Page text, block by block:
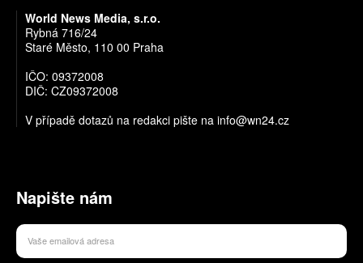
World News Media, s.r.o.
Rybná 716/24
Staré Město, 110 00 Praha
IČO: 09372008
DIČ: CZ09372008
V případě dotazů na redakci pište na info@wn24.cz
Napište nám